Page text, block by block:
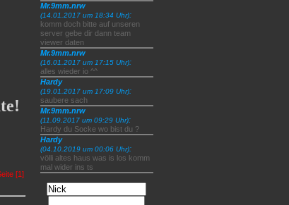
Mr.9mm.nrw
(14.01.2017 um 18:34 Uhr):
komm doch bitte auf unseren
server gebe dir dann team
viewer daten
Mr.9mm.nrw
(16.01.2017 um 17:15 Uhr):
alles wieder io ^^
Hardy
(19.01.2017 um 17:09 Uhr):
saubere sach
Mr.9mm.nrw
(11.09.2017 um 09:29 Uhr):
Hardy du Socke wo bist du ?
Hardy
(04.10.2019 um 00:06 Uhr):
völli altes haus was is los komm
mal wider ins ts
[1]